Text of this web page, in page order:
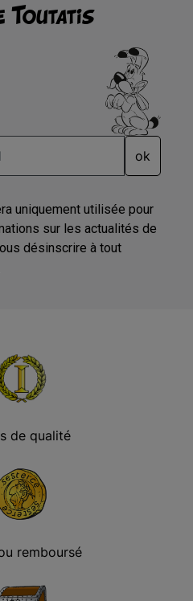
Toutatis
ok
uniquement utilisée pour
sur les actualités de
désinscrire à tout
de qualité
remboursé